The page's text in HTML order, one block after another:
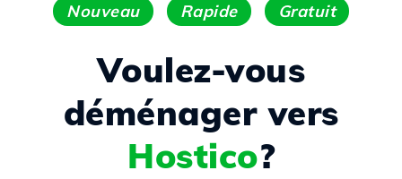
Nouveau Rapide Gratuit
Voulez-vous
déménager vers
Hostico?